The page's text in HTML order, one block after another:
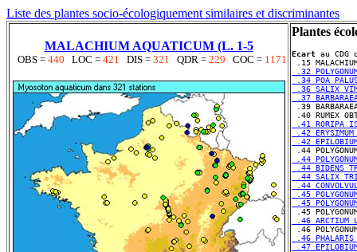
Liste des plantes socio-écologiquement similaires et discriminantes
MALACHIUM AQUATICUM (L. 1-5
OBS = 440 LOC = 421 DIS = 321 QDR = 229 COC = 1171
Plantes
Ecart au CDG
.32
.34 POA
.36 SALIX
.37
.41 RORIPA
.42 ERYSIMUM
.42
.44
.44 BIDENS
.44 SALIX
.44
.45
.45
.46
.46 PHALARIS
.47